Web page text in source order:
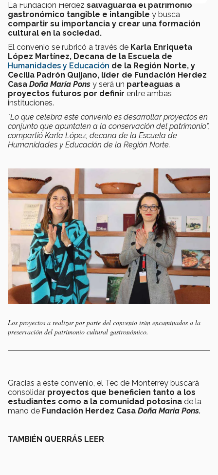
La Fundación Herdez salvaguarda el patrimonio
gastronómico tangible e intangible y busca
compartir su importancia y crear una formación
cultural en la sociedad.
El convenio se rubricó a través de Karla Enriqueta
López Martínez, Decana de la Escuela de
Humanidades y Educación de la Región Norte, y
Cecilia Padrón Quijano, líder de Fundación Herdez
Casa Doña María Pons y será un parteaguas a
proyectos futuros por definir entre ambas
instituciones.
"Lo que celebra este convenio es desarrollar proyectos en
conjunto que apuntalen a la conservación del patrimonio",
compartió Karla López, decana de la Escuela de
Humanidades y Educación de la Región Norte.
Los proyectos a realizar por parte del convenio irán encaminados a la
preservación del patrimonio cultural gastronómico.
Gracias a este convenio, el Tec de Monterrey buscará
consolidar proyectos que beneficien tanto a los
estudiantes como a la comunidad potosina de la
mano de Fundación Herdez Casa Doña María Pons.
TAMBIÉN QUERRÁS LEER